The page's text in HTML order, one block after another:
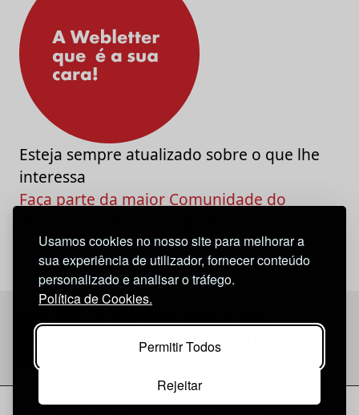
Usamos cookies no nosso site para melhorar a
sua experiência de utilizador, fornecer conteúdo
personalizado e analisar o tráfego.
Política de Cookies.
Permitir Todos
Rejeitar
Esteja sempre atualizado sobre o que lhe
interessa
Faça parte da maior Comunidade do